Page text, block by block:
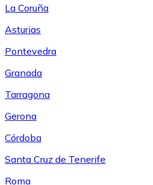
La Coruña
Asturias
Pontevedra
Granada
Tarragona
Gerona
Córdoba
Santa Cruz de Tenerife
Roma